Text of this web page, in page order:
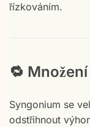
řízkováním.
🔁
Syngonium se
odstřihnout